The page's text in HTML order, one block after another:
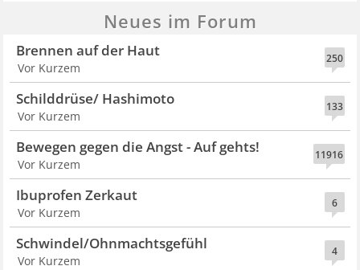
Neues im Forum
250
Brennen auf der Haut
Vor Kurzem
133
Schilddrüse/ Hashimoto
Vor Kurzem
11916
Bewegen gegen die Angst - Auf gehts!
Vor Kurzem
6
Ibuprofen Zerkaut
Vor Kurzem
4
Schwindel/Ohnmachtsgefühl
Vor Kurzem